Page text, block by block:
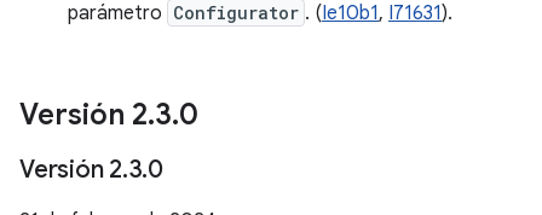
parámetro Configurator . (Ie10b1, I71631).
Versión 2.3.0
Versión 2.3.0